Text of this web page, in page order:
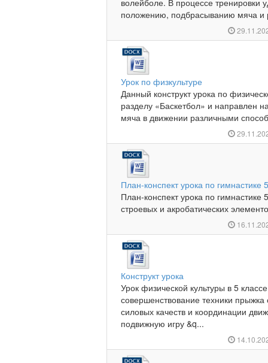
волейболе. В процессе тренировки
положению, подбрасыванию мяча и
Урок по физкультуре
Данный конструкт урока по
разделу «Баскетбол» и направлен
мяча в движении различными
План-конспект урока по гимнастике
План-конспект урока по
строевых и акробатических
Конструкт урока
Урок физической культуры в 5
совершенствование техники прыжка
силовых качеств и координации
подвижную игру &q...